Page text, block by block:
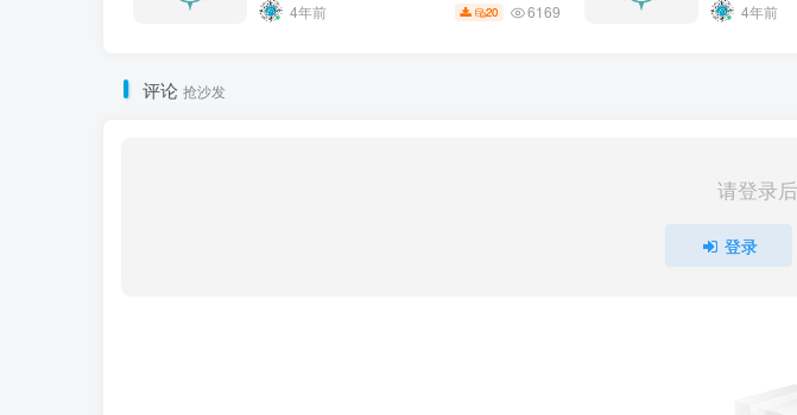
4年前 20 6169 4年前
评论 抢沙发
请登录
登录